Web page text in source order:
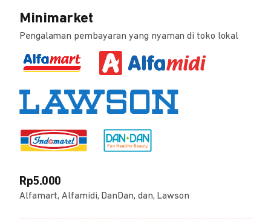
Minimarket
Pengalaman pembayaran yang nyaman di toko lokal
Rp5.000
Alfamart, Alfamidi, DanDan, dan, Lawson